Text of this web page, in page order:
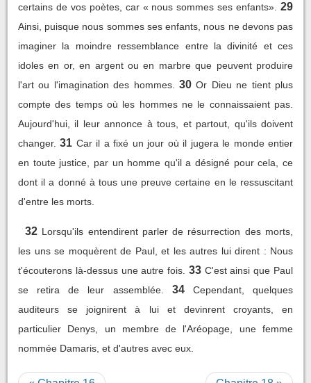
certains de vos poètes, car « nous sommes ses enfants». 29
Ainsi, puisque nous sommes ses enfants, nous ne devons pas
imaginer la moindre ressemblance entre la divinité et ces
idoles en or, en argent ou en marbre que peuvent produire
l'art ou l'imagination des hommes.
30 Or Dieu ne tient plus
compte des temps où les hommes ne le connaissaient pas.
Aujourd'hui, il leur annonce à tous, et partout, qu'ils doivent
changer. 31 Car il a fixé un jour où il jugera le monde entier
en toute justice, par un homme qu'il a désigné pour cela, ce
dont il a donné à tous une preuve certaine en le ressuscitant
d'entre les morts.
32 Lorsqu'ils entendirent parler de résurrection des morts,
les uns se moquèrent de Paul, et les autres lui dirent : Nous
t'écouterons là-dessus une autre fois. 33 C'est ainsi que Paul
se retira de leur assemblée.
34
Cependant, quelques
auditeurs se joignirent à lui et devinrent croyants, en
particulier Denys, un membre de l'Aréopage, une femme
nommée Damaris, et d'autres avec eux.